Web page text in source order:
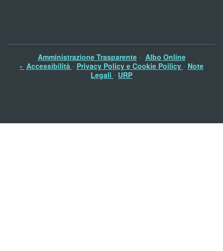
Amministrazione Trasparente- Albo Online
- Accessibilità - Privacy Policy e Cookie Poilicy - Note
Legali - URP